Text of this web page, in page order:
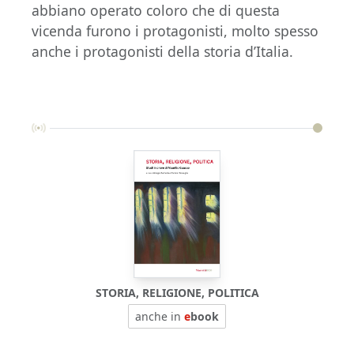
abbiano operato coloro che di questa
vicenda furono i protagonisti, molto spesso
anche i protagonisti della storia d’Italia.
STORIA, RELIGIONE, POLITICA
anche in ebook